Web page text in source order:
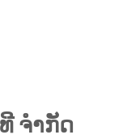
ຈຳກັດ